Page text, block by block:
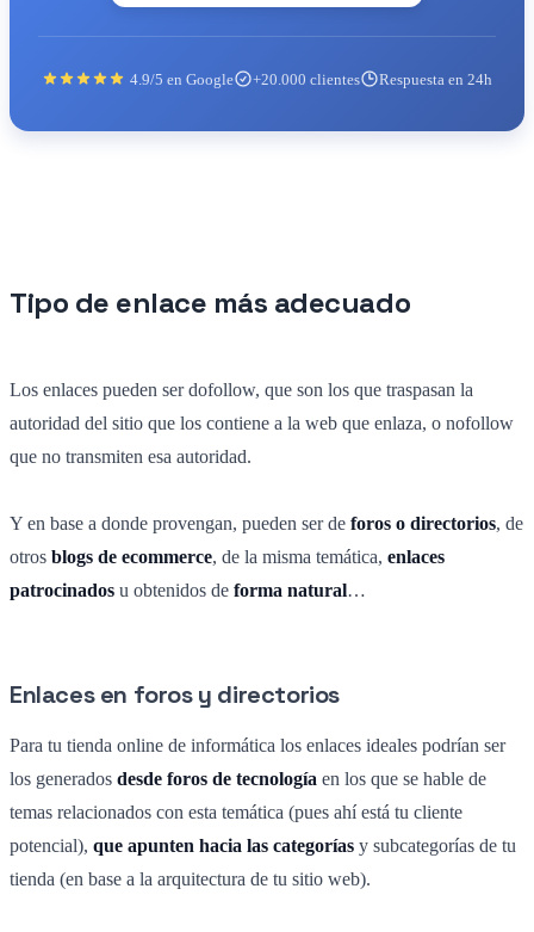
4.9/5 en Google +20.000 clientes Respuesta en 24h
Tipo de enlace más adecuado
Los enlaces pueden ser dofollow, que son los que traspasan la
autoridad del sitio que los contiene a la web que enlaza, o nofollow
que no transmiten esa autoridad.
Y en base a donde provengan, pueden ser de foros o directorios, de
otros blogs de ecommerce, de la misma temática, enlaces
patrocinados u obtenidos de forma natural…
Enlaces en foros y directorios
Para tu tienda online de informática los enlaces ideales podrían ser
los generados desde foros de tecnología en los que se hable de
temas relacionados con esta temática (pues ahí está tu cliente
potencial), que apunten hacia las categorías y subcategorías de tu
tienda (en base a la arquitectura de tu sitio web).